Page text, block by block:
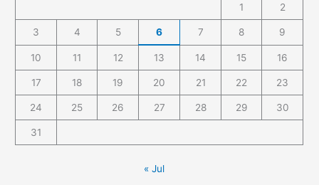
1 2
3 4 5 6 7 8 9
10 11 12 13 14 15 16
17 18 19 20 21 22 23
24 25 26 27 28 29 30
31
« Jul